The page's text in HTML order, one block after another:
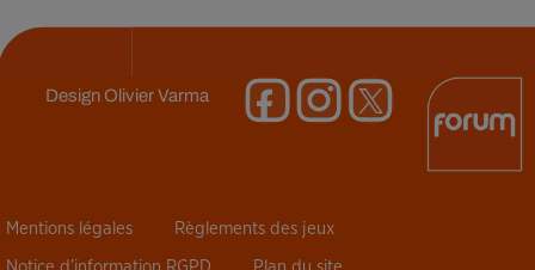
DesignOlivier Varma
Mentions légales Règlements des jeux